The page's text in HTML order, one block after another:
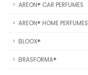
AREON® CAR PERFUMES
AREON® HOME PERFUMES
BLOOX®
BRASFORMA®